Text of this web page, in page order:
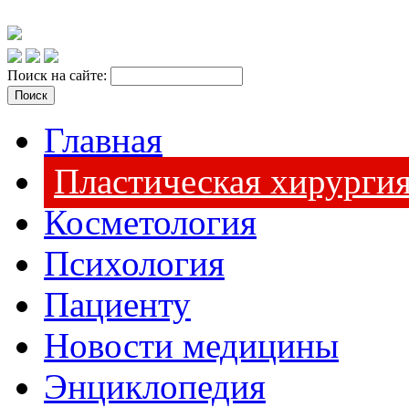
Поиск на сайте:
Главная
Пластическая
Косметология
Психология
Пациенту
Новости медицины
Энциклопедия